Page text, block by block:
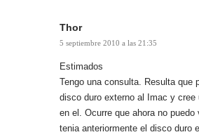
Thor
5 septiembre 2010 a las 21:35
Estimados
Tengo una consulta. Resulta que
disco duro externo al Imac y cree
en el. Ocurre que ahora no
tenia anteriormente el disco duro